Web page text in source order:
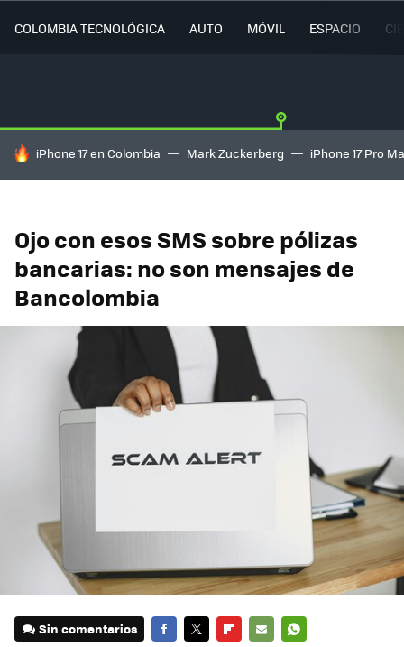
COLOMBIA TECNOLÓGICA AUTO MÓVIL ESPACIO
HOY SE HABLA DE
iPhone 17 en Colombia Mark Zuckerberg iPhone 17 Pro
Ojo con esos SMS sobre pólizas
bancarias: no son mensajes de
Bancolombia
Sin comentarios